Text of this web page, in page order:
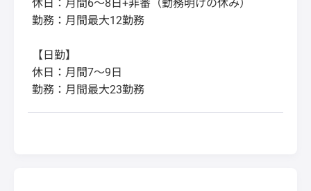
休日：月間6～8日+非番（勤務明けの休み）
勤務：月間最大12勤務
【日勤】
休日：月間7～9日
勤務：月間最大23勤務